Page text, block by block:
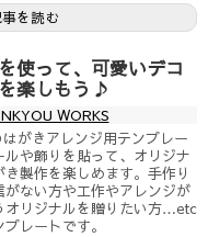
を読む
使って、可愛いデコ
楽しもう♪
WORKS
がきアレンジ用テンプレー
ルや飾りを貼って、オリジナ
製作を楽しめます。手作り
がない方や工作やアレンジが
オリジナルを贈りたい方…etc
レートです。